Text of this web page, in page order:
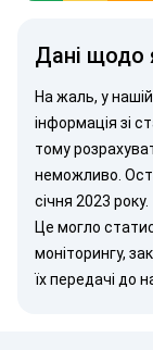
Дані щодо
На жаль, у
інформація зі
тому
неможливо.
січня 2023 року.
Це могло
моніторингу,
їх передачі до